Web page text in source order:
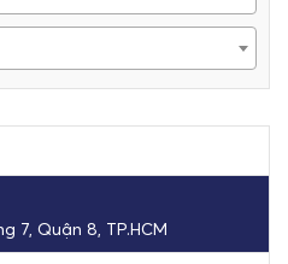
7, Quận 8, TP.HCM